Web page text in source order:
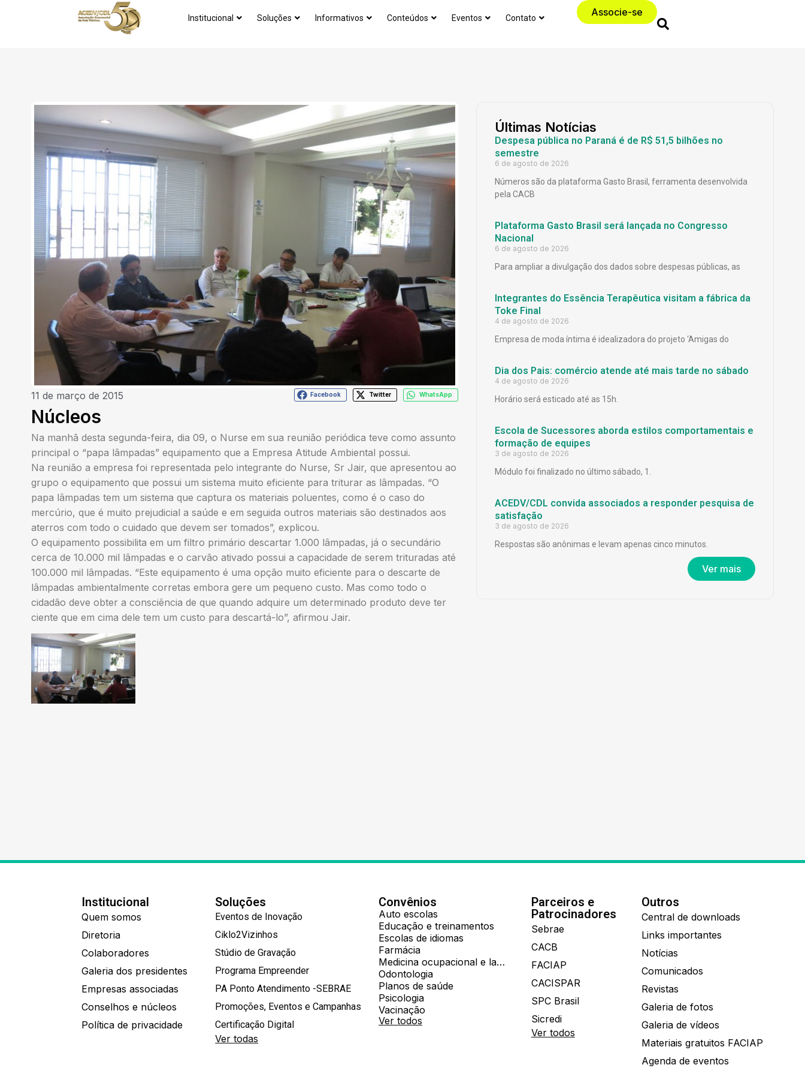
Institucional Soluções Informativos Conteúdos Eventos Contato Associe-se
11 de março de 2015 Facebook Twitter WhatsApp
Núcleos
Na manhã desta segunda-feira, dia 09, o Nurse em sua reunião periódica teve como assunto
principal o “papa lâmpadas” equipamento que a Empresa Atitude Ambiental possui.
Na reunião a empresa foi representada pelo integrante do Nurse, Sr Jair, que apresentou ao
grupo o equipamento que possui um sistema muito eficiente para triturar as lâmpadas. “O
papa lâmpadas tem um sistema que captura os materiais poluentes, como é o caso do
mercúrio, que é muito prejudicial a saúde e em seguida outros materiais são destinados aos
aterros com todo o cuidado que devem ser tomados”, explicou.
O equipamento possibilita em um filtro primário descartar 1.000 lâmpadas, já o secundário
cerca de 10.000 mil lâmpadas e o carvão ativado possui a capacidade de serem trituradas até
100.000 mil lâmpadas. “Este equipamento é uma opção muito eficiente para o descarte de
lâmpadas ambientalmente corretas embora gere um pequeno custo. Mas como todo o
cidadão deve obter a consciência de que quando adquire um determinado produto deve ter
ciente que em cima dele tem um custo para descartá-lo”, afirmou Jair.
Últimas Notícias
Despesa pública no Paraná é de R$ 51,5 bilhões no
semestre
6 de agosto de 2026
Números são da plataforma Gasto Brasil, ferramenta desenvolvida
pela CACB
Plataforma Gasto Brasil será lançada no Congresso
Nacional
6 de agosto de 2026
Para ampliar a divulgação dos dados sobre despesas públicas, as
Integrantes do Essência Terapêutica visitam a fábrica da
Toke Final
4 de agosto de 2026
Empresa de moda íntima é idealizadora do projeto ‘Amigas do
Dia dos Pais: comércio atende até mais tarde no sábado
4 de agosto de 2026
Horário será esticado até as 15h.
Escola de Sucessores aborda estilos comportamentais e
formação de equipes
3 de agosto de 2026
Módulo foi finalizado no último sábado, 1.
ACEDV/CDL convida associados a responder pesquisa de
satisfação
3 de agosto de 2026
Respostas são anônimas e levam apenas cinco minutos.
Ver mais
Institucional
Quem somos
Diretoria
Colaboradores
Galeria dos presidentes
Empresas associadas
Conselhos e núcleos
Política de privacidade
Soluções
Eventos de Inovação
Ciklo2Vizinhos
Stúdio de Gravação
Programa Empreender
PA Ponto Atendimento -SEBRAE
Promoções, Eventos e Campanhas
Certificação Digital
Ver todas
Convênios
Auto escolas
Educação e treinamentos
Escolas de idiomas
Farmácia
Medicina ocupacional e laboratorial
Odontologia
Planos de saúde
Psicologia
Vacinação
Ver todos
Parceiros e
Patrocinadores
Sebrae
CACB
FACIAP
CACISPAR
SPC Brasil
Sicredi
Ver todos
Outros
Central de downloads
Links importantes
Notícias
Comunicados
Revistas
Galeria de fotos
Galeria de vídeos
Materiais gratuitos FACIAP
Agenda de eventos